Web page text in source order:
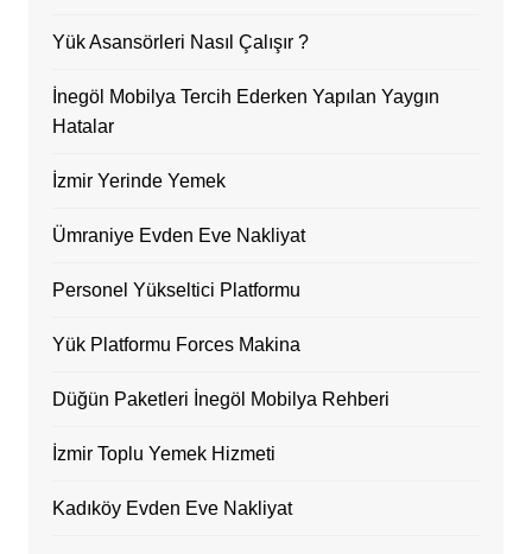
Yük Asansörleri Nasıl Çalışır ?
İnegöl Mobilya Tercih Ederken Yapılan Yaygın
Hatalar
İzmir Yerinde Yemek
Ümraniye Evden Eve Nakliyat
Personel Yükseltici Platformu
Yük Platformu Forces Makina
Düğün Paketleri İnegöl Mobilya Rehberi
İzmir Toplu Yemek Hizmeti
Kadıköy Evden Eve Nakliyat